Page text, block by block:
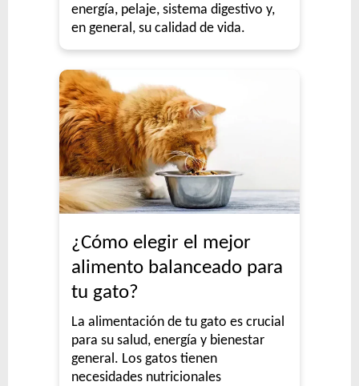
energía, pelaje, sistema digestivo y,
en general, su calidad de vida.
¿Cómo elegir el mejor
alimento balanceado para
tu gato?
La alimentación de tu gato es crucial
para su salud, energía y bienestar
general. Los gatos tienen
necesidades nutricionales